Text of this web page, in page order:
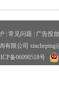
常见问题
广告投放
有限公司
备06090518号